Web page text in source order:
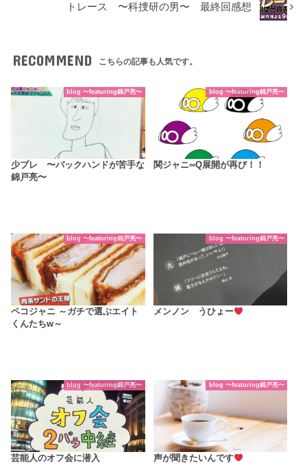
トレース 〜科捜研の男〜 最終回感想
RECOMMEND こちらの記事も人気です。
blog 〜featuring錦戸亮〜
少プレ 〜バックハンドが苦手な
錦戸亮〜
blog 〜featuring錦戸亮〜
関ジャニ∞Q展開が再び！！
blog 〜featuring錦戸亮〜
ペコジャニ ～ガチで選ぶエイト
くんたちw～
blog 〜featuring錦戸亮〜
メンノン うひょー
blog 〜featuring錦戸亮〜
芸能人のオフ会に潜入
blog 〜featuring錦戸亮〜
声が聞きたいんです